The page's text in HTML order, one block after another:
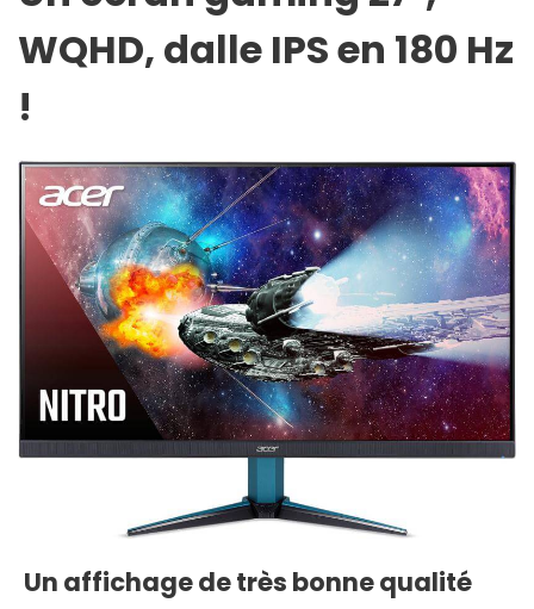
WQHD, dalle IPS en 180 Hz
!
Un affichage de très bonne qualité